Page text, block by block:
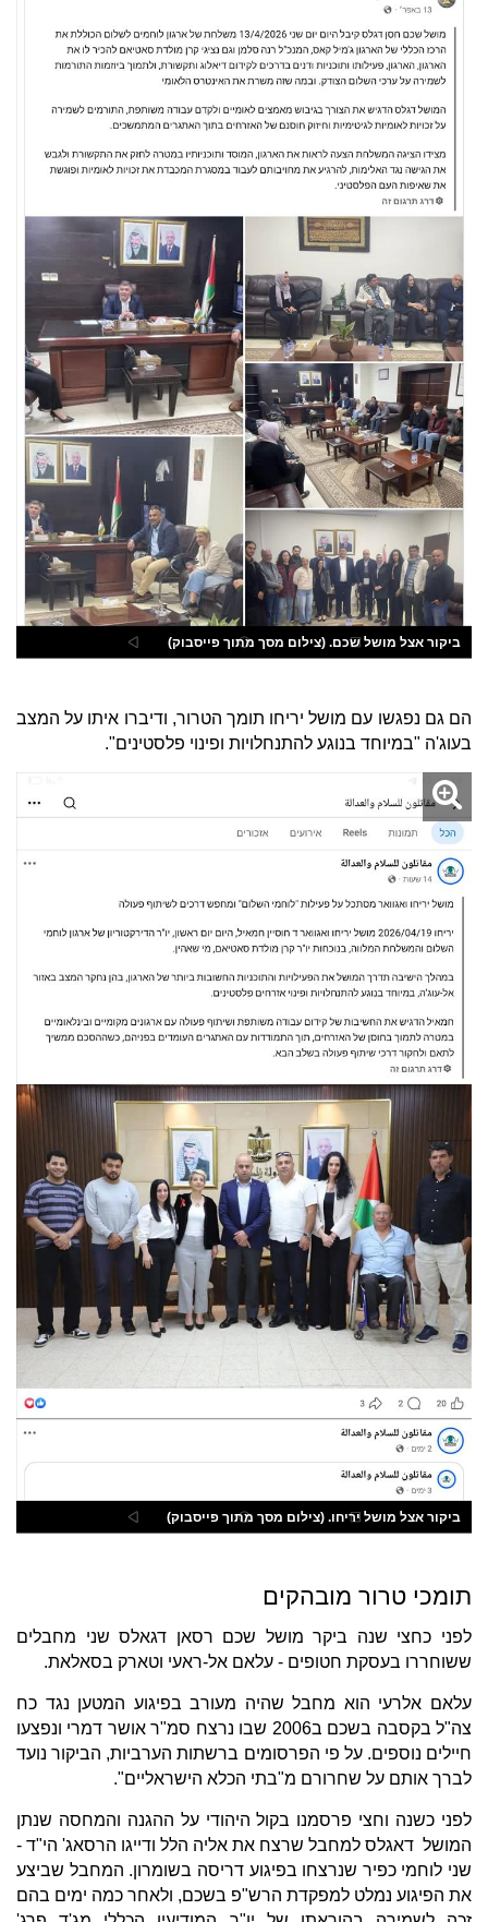
ביקור אצל מושל שכם. (צילום מסך מתוך פייסבוק)
הם גם נפגשו עם מושל יריחו תומך הטרור, ודיברו איתו על המצב
בעוג'ה "במיוחד בנוגע להתנחלויות ופינוי פלסטינים".
ביקור אצל מושל יריחו. (צילום מסך מתוך פייסבוק)
תומכי טרור מובהקים
לפני כחצי שנה ביקר מושל שכם רסאן דגאלס שני מחבלים
ששוחררו בעסקת חטופים - עלאם אל-ראעי וטארק בסאלאת.
עלאם אלרעי הוא מחבל שהיה מעורב בפיגוע המטען נגד כח
צה"ל בקסבה בשכם ב2006 שבו נרצח סמ"ר אושר דמרי ונפצעו
חיילים נוספים. על פי הפרסומים ברשתות הערביות, הביקור נועד
לברך אותם על שחרורם מ"בתי הכלא הישראליים".
לפני כשנה וחצי פרסמנו בקול היהודי על ההגנה והמחסה שנתן
המושל דאגלס למחבל שרצח את אליה הלל ודייגו הרסאג' הי"ד -
שני לוחמי כפיר שנרצחו בפיגוע דריסה בשומרון. המחבל שביצע
את הפיגוע נמלט למפקדת הרש"פ בשכם, ולאחר כמה ימים בהם